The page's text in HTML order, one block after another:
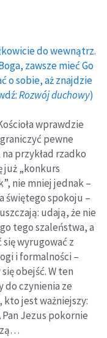
do wewnątrz.
zawsze mieć Go
o sobie, aż znajdzie
Rozwój duchowy)
wprawdzie
pewne
przykład rzadko
już „konkurs
nie mniej jednak –
świętego spokoju –
udają, że nie
tego szaleństwa, a
wyrugować z
i formalności –
obejść. W ten
do czynienia ze
jest ważniejszy:
Pan Jezus pokornie